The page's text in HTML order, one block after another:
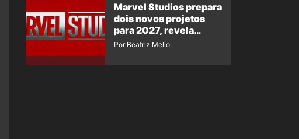
Marvel Studios prepara
dois novos projetos
para 2027, revela
insider
Por Beatriz Mello